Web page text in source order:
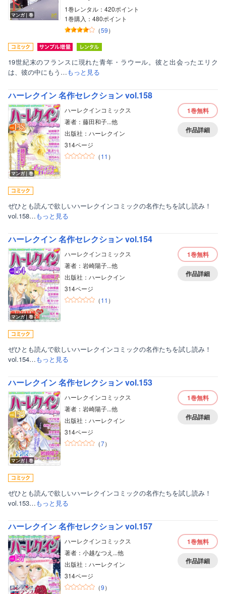
マンガ｜巻
1巻レンタル：420ポイント
1巻購入：480ポイント
（59）
19世紀末のフランスに現れた青年・ラウール。彼と出会ったエリク
は、彼の中にもう…もっと見る
ハーレクイン 名作セレクション vol.158
マンガ｜巻
ハーレクインコミックス
著者：藤田和子...他
出版社：ハーレクイン
314ページ
（11 ）
1巻無料
作品詳細
ぜひとも読んで欲しいハーレクインコミックの名作たちを試し読み！
vol.158…もっと見る
ハーレクイン 名作セレクション vol.154
マンガ｜巻
ハーレクインコミックス
著者：岩崎陽子...他
出版社：ハーレクイン
314ページ
（11 ）
1巻無料
作品詳細
ぜひとも読んで欲しいハーレクインコミックの名作たちを試し読み！
vol.154…もっと見る
ハーレクイン 名作セレクション vol.153
マンガ｜巻
ハーレクインコミックス
著者：岩崎陽子...他
出版社：ハーレクイン
314ページ
（7）
1巻無料
作品詳細
ぜひとも読んで欲しいハーレクインコミックの名作たちを試し読み！
vol.153…もっと見る
ハーレクイン 名作セレクション vol.157
ハーレクインコミックス
著者：小越なつえ...他
出版社：ハーレクイン
314ページ
（9）
1巻無料
作品詳細